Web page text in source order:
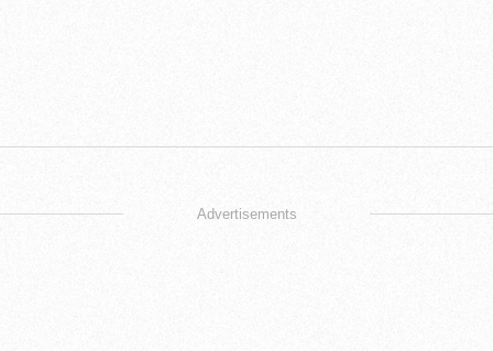
Advertisements